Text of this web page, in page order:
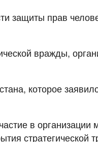
защиты прав
вражды,
которое
в